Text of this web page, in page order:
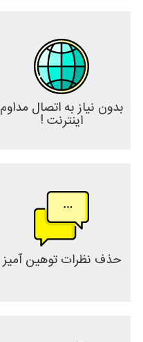
بدون نیاز به اتصال مداوم
اینترنت !
حذف نظرات توهین آمیز